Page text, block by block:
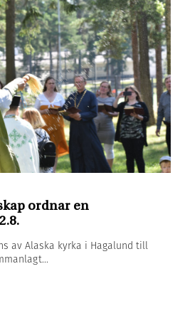
ordnar en
av Alaska kyrka i Hagalund till